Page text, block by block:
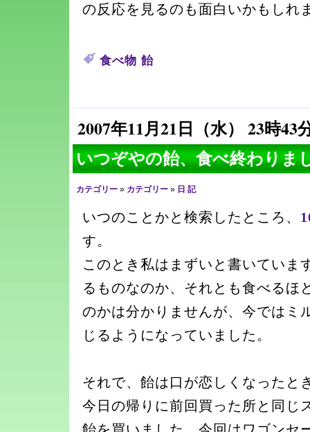
の反応を見るのも面白いかもしれ
食べ物 飴
2007年11月21日（水） 23時43
いつぞやの飴、食べ終わりま
カテゴリー » カテゴリー » 日 記
いつのことかと検索したところ、
す。
このとき私はまずいと書いていま
るものなのか、それとも食べるほ
のかは分かりませんが、今ではミ
じるようになっていました。
それで、飴は口が恋しくなったと
今日の帰りに前回買った所と同じ